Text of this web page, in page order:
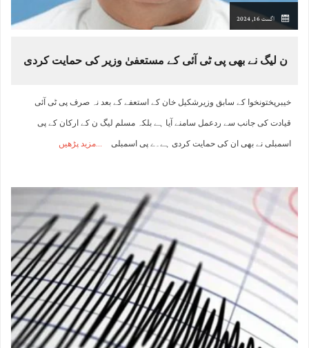
اگست 16, 2024
ن لیگ نے بھی پی ٹی آئی کے مستعفیٰ وزیر کی حمایت کردی
خیبرپختونخوا کے سابق وزیرشکیل خان کے استعفے کے بعد نہ صرف پی ٹی آئی
قیادت کی جانب سے ردعمل سامنے آیا ہے بلکہ مسلم لیگ ن کے ارکان کے پی
اسمبلی نے بھی ان کی حمایت کردی ہے۔ے پی اسمبلی مزید پڑھیں